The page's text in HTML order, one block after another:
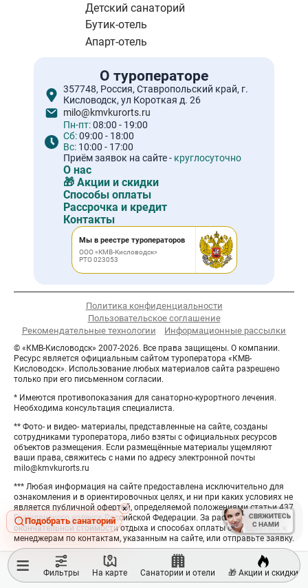
≡ Фильтры На карте Санатории и отели 🎁 Акции и скидки
Детский санаторий
Бутик-отель
Апарт-отель
О туроператоре
357748, Россия, Ставропольский край, г.
Кисловодск, ул Короткая д. 26
milo@kmvkurorts.ru
Пн-пт:08:00 - 19:00
Сб:09:00 - 18:00
Вс: 10:00 - 17:00
Приём заявок на сайте - круглосуточно
О нас
🎁 Акции и скидки
Способы оплаты
Рассрочка и кредит
Контакты
Мы в реестре туроператоров
ООО «КМВ-Кисловодск»
РТО 023053
Политика конфиденциальности
Пользовательское соглашение
Рекомендательные технологии
Информационные рассылки
© «КМВ-Кисловодск» 2007-2026. Все права защищены. О компании.
Ресурс является официальным сайтом туроператора «КМВ-
Кисловодск». Использование любых материалов сайта разрешено
только при его письменном согласии.
* Имеются противопоказания для санаторно-курортного лечения.
Необходима консультация специалиста.
** Фото- и видео- материалы, представленные на сайте, созданы
сотрудниками туроператора, либо взяты с официальных ресурсов
объектов размещения. Если размещённые материалы ущемляют
ваши права, свяжитесь с нами по адресу электронной почты
milo@kmvkurorts.ru
*** Любая информация на сайте предоставлена исключительно для
ознакомления и в ориентировочных целях, и ни при каких условиях не
является публичной офертой, определяемой положениями статьи 437
Гражданского кодекса Российской Федерации. За расчётом
окончательной стоимости отдыха и способах оплаты обращайтесь к
менеджерам по контактам, указанным на сайте, или отправьте заявку.
Подобрать санаторий
Hide
button
×
СВЯЖИТЕСЬ
С НАМИ
СВЯЖИТЕСЬ
С НАМИ